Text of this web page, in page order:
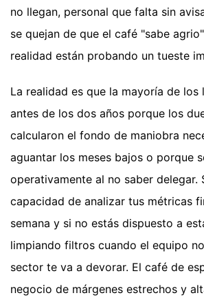
no llegan, personal que falta sin
se quejan de que el café "sabe
realidad están probando un tueste
La realidad es que la mayoría de los
antes de los dos años porque los
calcularon el fondo de maniobra
aguantar los meses bajos o porque
operativamente al no saber delegar.
capacidad de analizar tus métricas
semana y si no estás dispuesto a
limpiando filtros cuando el equipo
sector te va a devorar. El café de
negocio de márgenes estrechos y